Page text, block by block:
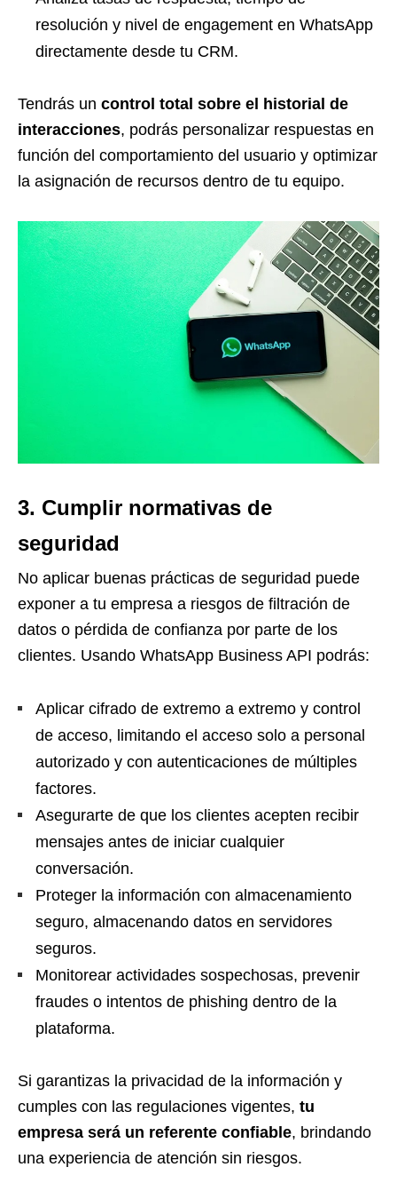
resolución y nivel de engagement en WhatsApp
directamente desde tu CRM.
Tendrás un control total sobre el historial de
interacciones, podrás personalizar respuestas en
función del comportamiento del usuario y optimizar
la asignación de recursos dentro de tu equipo.
3. Cumplir normativas de
seguridad
No aplicar buenas prácticas de seguridad puede
exponer a tu empresa a riesgos de filtración de
datos o pérdida de confianza por parte de los
clientes. Usando WhatsApp Business API podrás:
Aplicar cifrado de extremo a extremo y control
de acceso, limitando el acceso solo a personal
autorizado y con autenticaciones de múltiples
factores.
Asegurarte de que los clientes acepten recibir
mensajes antes de iniciar cualquier
conversación.
Proteger la información con almacenamiento
seguro, almacenando datos en servidores
seguros.
Monitorear actividades sospechosas, prevenir
fraudes o intentos de phishing dentro de la
plataforma.
Si garantizas la privacidad de la información y
cumples con las regulaciones vigentes, tu
empresa será un referente confiable, brindando
una experiencia de atención sin riesgos.